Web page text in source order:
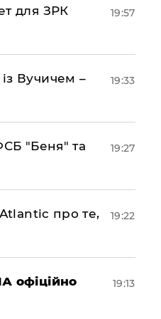
для ЗРК
19:57
Вучичем –
19:33
"Беня" та
19:27
про те,
19:22
офіційно
19:13